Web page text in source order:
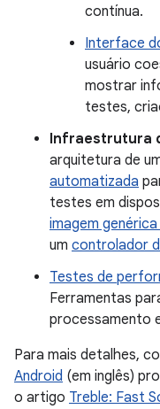
contínua.
Interface
usuário
mostrar
testes,
Infraestrutura
arquitetura de
automatizada
testes em
imagem
um controlador
Testes de
Ferramentas
processamento
Para mais detalhes,
Android (em inglês)
o artigo Treble: Fast